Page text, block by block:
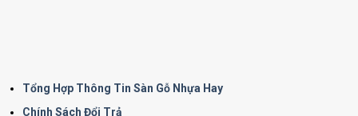
Tổng Hợp Thông Tin Sàn Gỗ Nhựa Hay
Chính Sách Đổi Trả